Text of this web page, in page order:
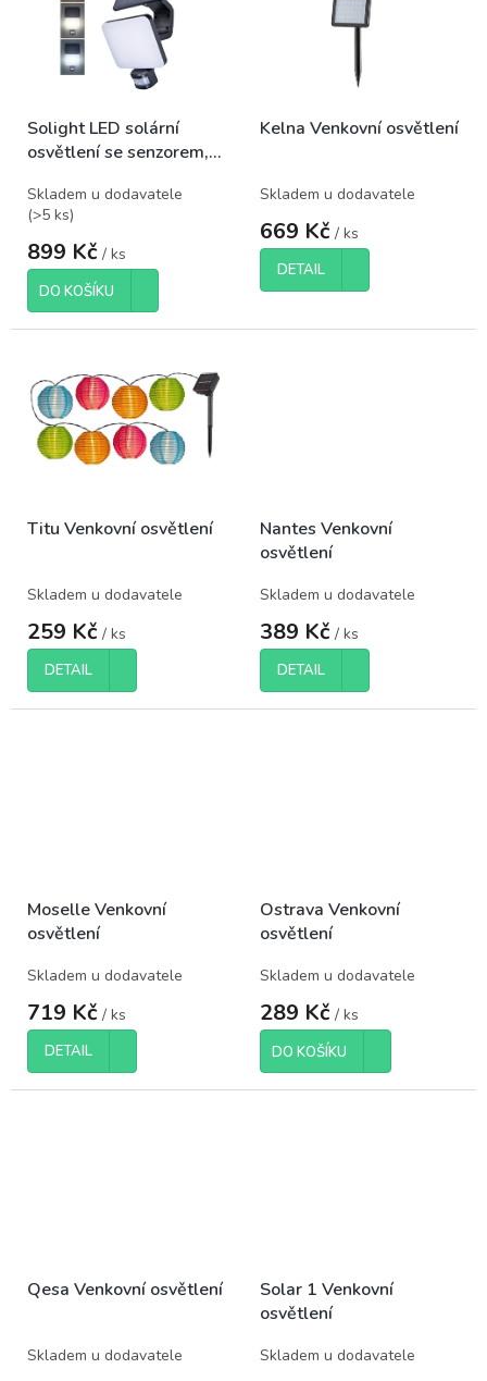
d
u
t
ů
Solight LED solární
osvětlení se senzorem,
Ion, černá
Skladem u dodavatele
(>5 ks)
899 Kč / ks
DO KOŠÍKU
Kelna Venkovní osvětlení
Skladem u dodavatele
669 Kč / ks
DETAIL
Titu Venkovní osvětlení
Skladem u dodavatele
259 Kč / ks
DETAIL
Nantes Venkovní
osvětlení
Skladem u dodavatele
389 Kč / ks
DETAIL
Moselle Venkovní
osvětlení
Skladem u dodavatele
719 Kč / ks
DETAIL
Ostrava Venkovní
osvětlení
Skladem u dodavatele
289 Kč / ks
DO KOŠÍKU
Qesa Venkovní osvětlení
Skladem u dodavatele
Solar 1 Venkovní
osvětlení
Skladem u dodavatele